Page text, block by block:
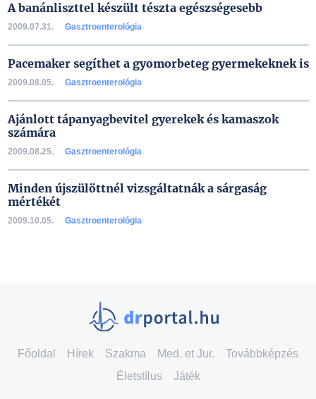
A banánliszttel készült tészta egészségesebb
2009.07.31. Gasztroenterológia
Pacemaker segíthet a gyomorbeteg gyermekeknek is
2009.08.05. Gasztroenterológia
Ajánlott tápanyagbevitel gyerekek és kamaszok
számára
2009.08.25. Gasztroenterológia
Minden újszülöttnél vizsgáltatnák a sárgaság
mértékét
2009.10.05. Gasztroenterológia
Főoldal Hírek Szakma Med. et Jur.
Továbbképzés
Életstílus
Játék